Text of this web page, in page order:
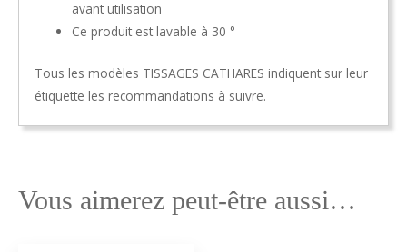
avant utilisation
Ce produit est lavable à 30 °
Tous les modèles TISSAGES CATHARES indiquent sur leur
étiquette les recommandations à suivre.
Vous aimerez peut-être aussi…